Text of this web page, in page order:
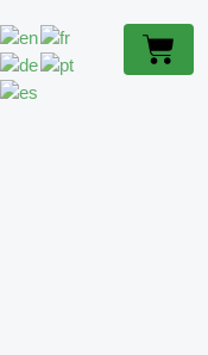
Cart